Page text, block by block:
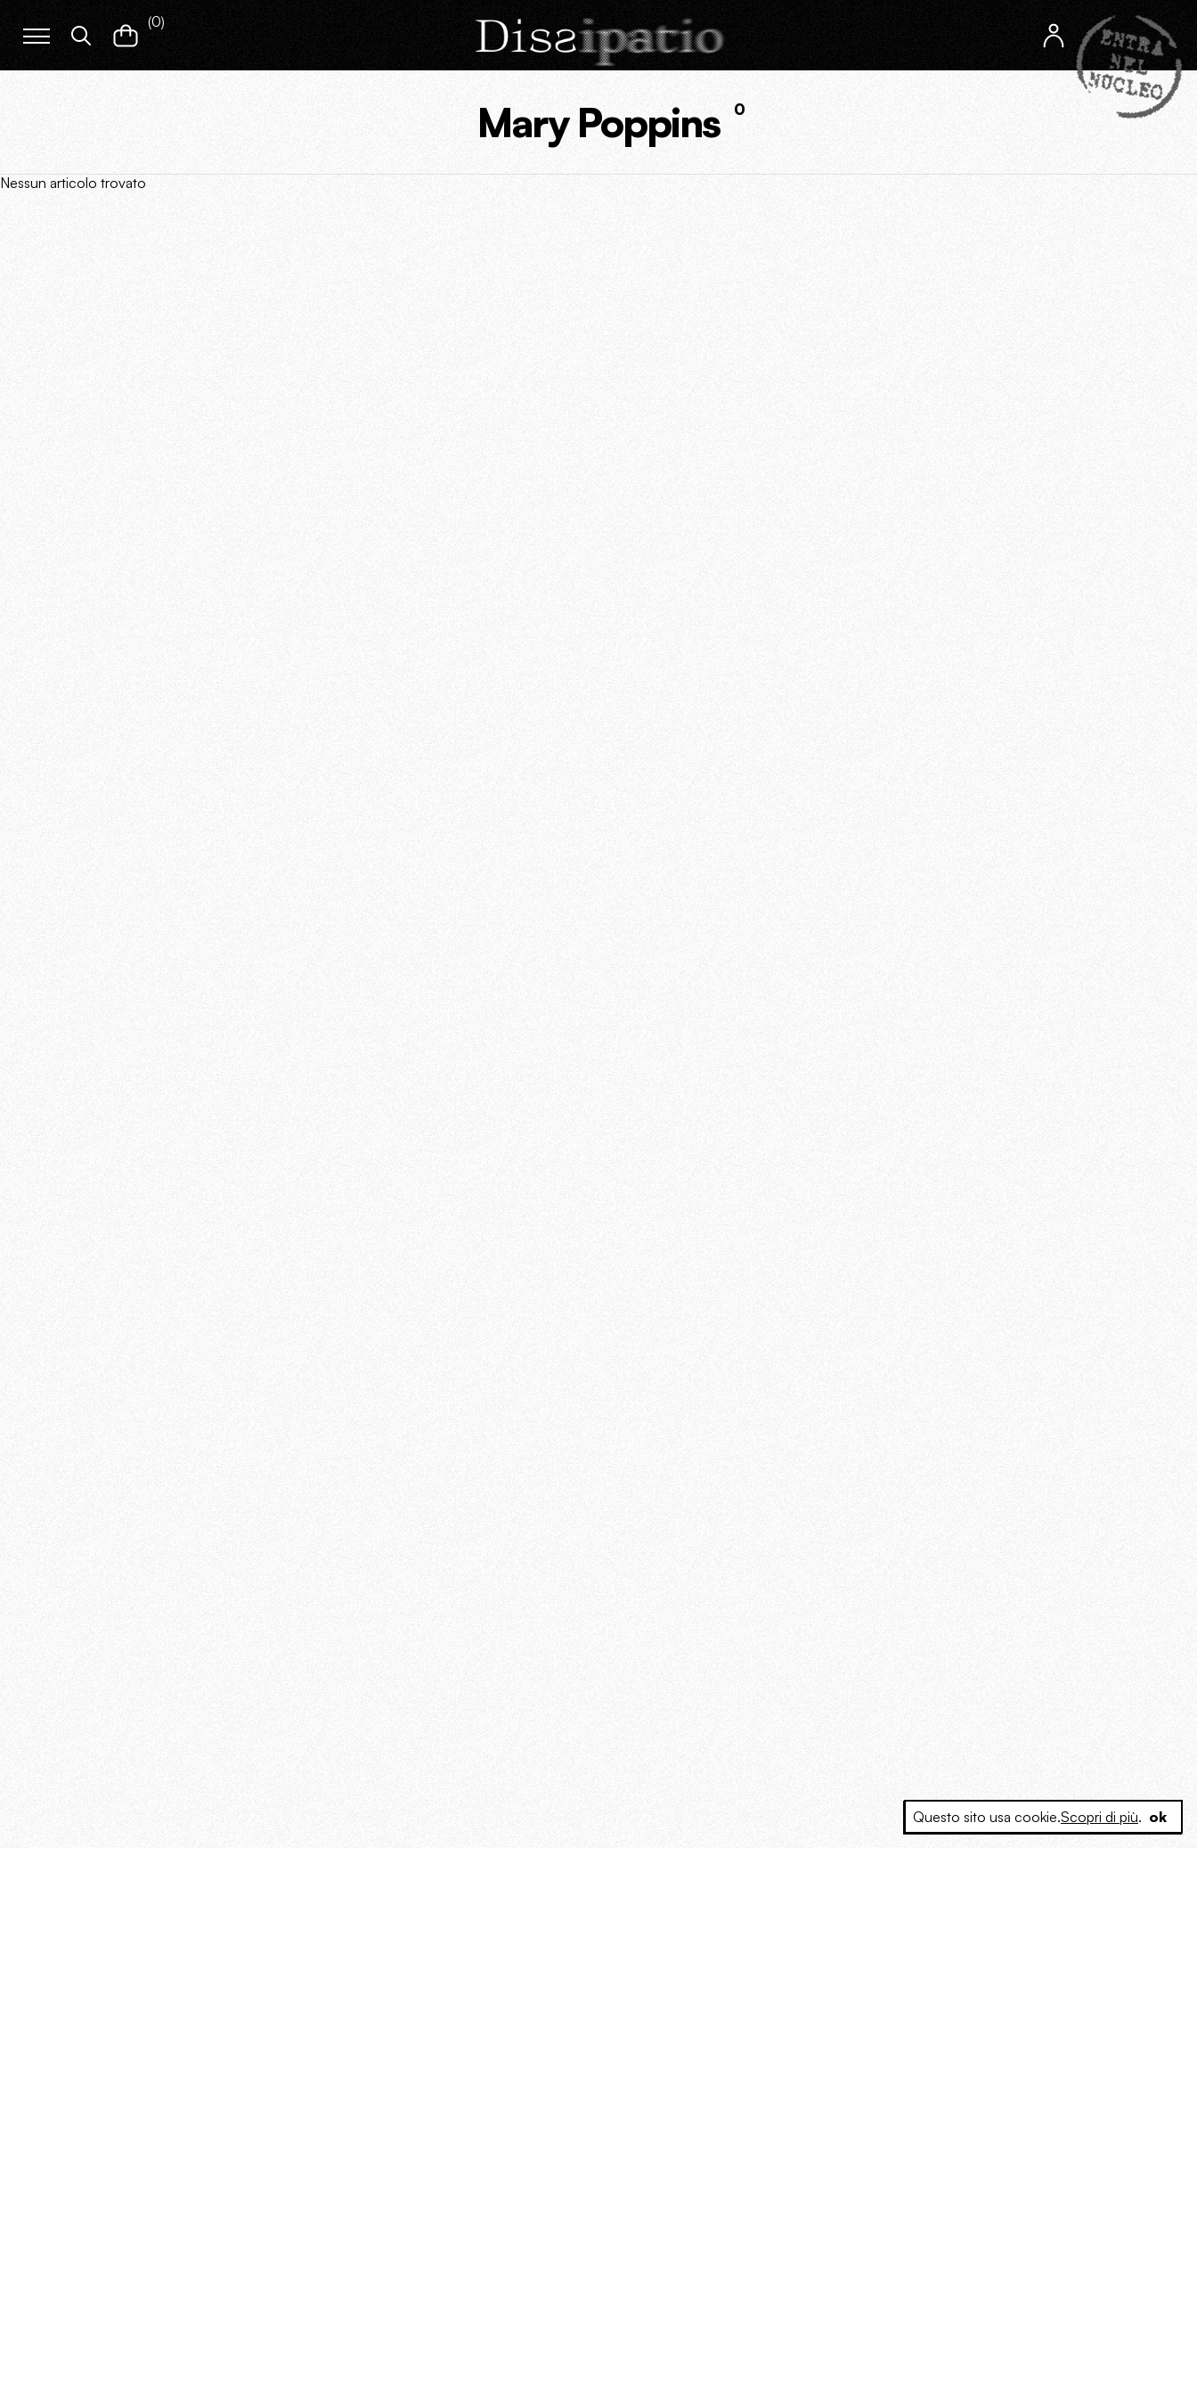
(0)
Mary Poppins 0
Nessun articolo trovato
Questo sito usa cookie.Scopri di più. ok